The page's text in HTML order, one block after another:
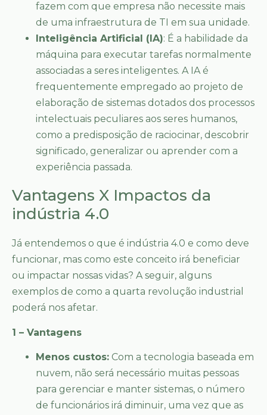
fazem com que empresa não necessite mais
de uma infraestrutura de TI em sua unidade.
Inteligência Artificial (IA): É a habilidade da
máquina para executar tarefas normalmente
associadas a seres inteligentes. A IA é
frequentemente empregado ao projeto de
elaboração de sistemas dotados dos processos
intelectuais peculiares aos seres humanos,
como a predisposição de raciocinar, descobrir
significado, generalizar ou aprender com a
experiência passada.
Vantagens X Impactos da
indústria 4.0
Já entendemos o que é indústria 4.0 e como deve
funcionar, mas como este conceito irá beneficiar
ou impactar nossas vidas? A seguir, alguns
exemplos de como a quarta revolução industrial
poderá nos afetar.
1 – Vantagens
Menos custos: Com a tecnologia baseada em
nuvem, não será necessário muitas pessoas
para gerenciar e manter sistemas, o número
de funcionários irá diminuir, uma vez que as